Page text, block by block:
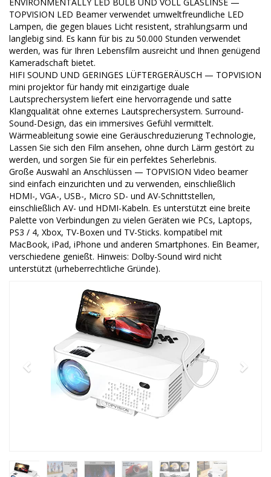
TOPVISION LED Beamer verwendet umweltfreundliche LED
Lampen, die gegen blaues Licht resistent, strahlungsarm und
langlebig sind. Es kann für bis zu 50.000 Stunden verwendet
werden, was für Ihren Lebensfilm ausreicht und Ihnen genügend
Kameradschaft bietet.
HIFI SOUND UND GERINGES LÜFTERGERÄUSCH — TOPVISION
mini projektor für handy mit einzigartige duale
Lautsprechersystem liefert eine hervorragende und satte
Klangqualität ohne externes Lautsprechersystem. Surround-
Sound-Design, das ein immersives Gefühl vermittelt.
Wärmeableitung sowie eine Geräuschreduzierung Technologie,
Lassen Sie sich den Film ansehen, ohne durch Lärm gestört zu
werden, und sorgen Sie für ein perfektes Seherlebnis.
Große Auswahl an Anschlüssen — TOPVISION Video beamer
sind einfach einzurichten und zu verwenden, einschließlich
HDMI-, VGA-, USB-, Micro SD- und AV-Schnittstellen,
einschließlich AV- und HDMI-Kabeln. Es unterstützt eine breite
Palette von Verbindungen zu vielen Geräten wie PCs, Laptops,
PS3 / 4, Xbox, TV-Boxen und TV-Sticks. kompatibel mit
MacBook, iPad, iPhone und anderen Smartphones. Ein Beamer,
verschiedene genießt. Hinweis: Dolby-Sound wird nicht
unterstützt (urheberrechtliche Gründe).